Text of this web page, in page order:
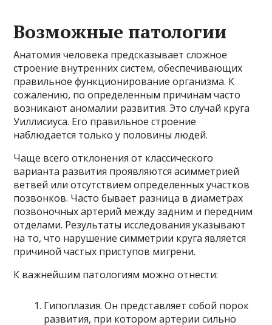
Возможные патологии
Анатомия человека предсказывает сложное
строение внутренних систем, обеспечивающих
правильное функционирование организма. К
сожалению, по определенным причинам часто
возникают аномалии развития. Это случай круга
Уиллисиуса. Его правильное строение
наблюдается только у половины людей.
Чаще всего отклонения от классического
варианта развития проявляются асимметрией
ветвей или отсутствием определенных участков
позвонков. Часто бывает разница в диаметрах
позвоночных артерий между задним и передним
отделами. Результаты исследования указывают
на то, что нарушение симметрии круга является
причиной частых приступов мигрени.
К важнейшим патологиям можно отнести:
Гипоплазия. Он представляет собой порок
развития, при котором артерии сильно